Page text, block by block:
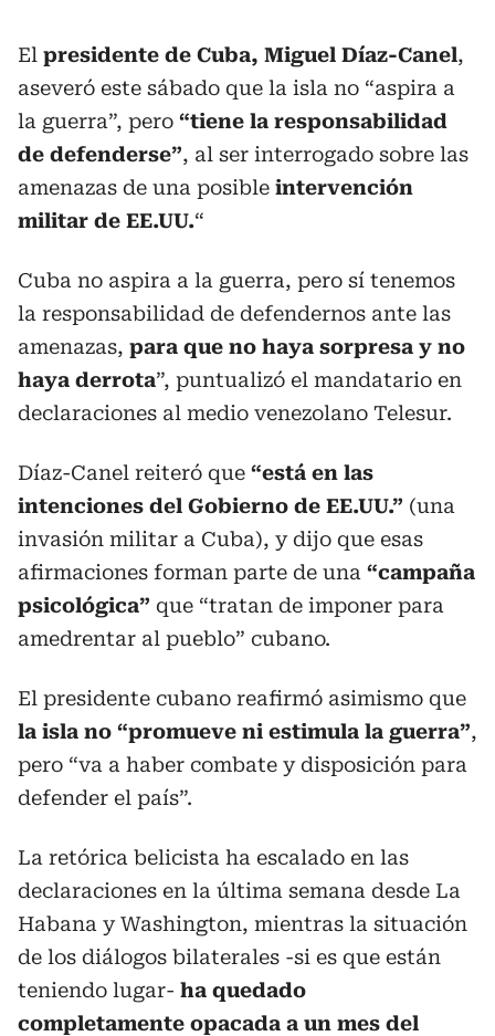
El presidente de Cuba, Miguel Díaz-Canel,
aseveró este sábado que la isla no “aspira a
la guerra”, pero “tiene la responsabilidad
de defenderse”, al ser interrogado sobre las
amenazas de una posible intervención
militar de EE.UU.“
Cuba no aspira a la guerra, pero sí tenemos
la responsabilidad de defendernos ante las
amenazas, para que no haya sorpresa y no
haya derrota”, puntualizó el mandatario en
declaraciones al medio venezolano Telesur.
Díaz-Canel reiteró que “está en las
intenciones del Gobierno de EE.UU.” (una
invasión militar a Cuba), y dijo que esas
afirmaciones forman parte de una “campaña
psicológica” que “tratan de imponer para
amedrentar al pueblo” cubano.
El presidente cubano reafirmó asimismo que
la isla no “promueve ni estimula la guerra”,
pero “va a haber combate y disposición para
defender el país”.
La retórica belicista ha escalado en las
declaraciones en la última semana desde La
Habana y Washington, mientras la situación
de los diálogos bilaterales -si es que están
teniendo lugar- ha quedado
completamente opacada a un mes del